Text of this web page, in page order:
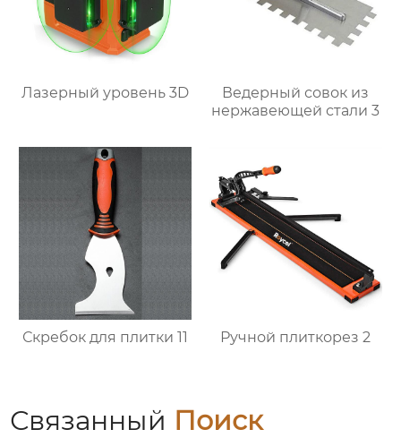
Лазерный уровень 3D
Ведерный совок из
нержавеющей стали 3
Скребок для плитки 11 Ручной плиткорез 2
Связанный Поиск